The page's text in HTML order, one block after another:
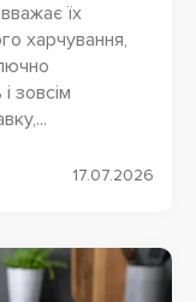
їх
харчування,
зовсім
17.07.2026